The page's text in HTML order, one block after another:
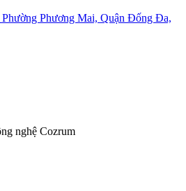
Phương Mai, Quận Đống Đa,
nghệ Cozrum